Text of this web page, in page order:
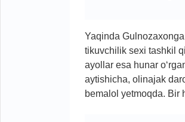
Yaqinda
tikuvchilik sexi tashkil
ayollar esa hunar
aytishicha, olinajak
bemalol yetmoqda. Bir